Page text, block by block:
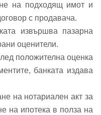
на подходящ имот и
с продавача.
извършва пазарна
оценители.
положителна оценка
банката издава
на нотариален акт за
на ипотека в полза на